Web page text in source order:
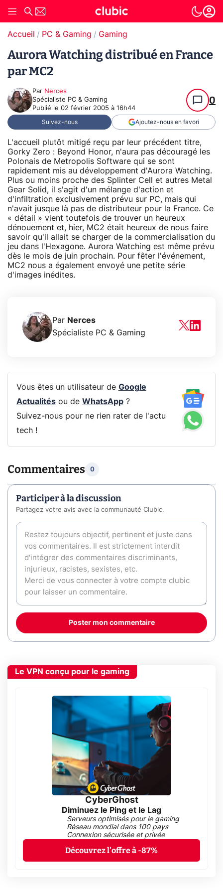
Accueil PC & Gaming Gaming
Aurora Watching distribué en France
par MC2
Par Nerces
Spécialiste PC & Gaming
Publié le 02 février 2005 à 16h44
0
Suivez-nous Ajoutez-nous en favori
L'accueil plutôt mitigé reçu par leur précédent titre,
Gorky Zero : Beyond Honor, n'aura pas découragé les
Polonais de Metropolis Software qui se sont
rapidement mis au développement d'Aurora Watching.
Plus ou moins proche des Splinter Cell et autres Metal
Gear Solid, il s'agit d'un mélange d'action et
d'infiltration exclusivement prévu sur PC, mais qui
n'avait jusque là pas de distributeur pour la France. Ce
« détail » vient toutefois de trouver un heureux
dénouement et, hier, MC2 était heureux de nous faire
savoir qu'il allait se charger de la commercialisation du
jeu dans l'Hexagone. Aurora Watching est même prévu
dès le mois de juin prochain. Pour fêter l'événement,
MC2 nous a également envoyé une petite série
d'images inédites.
Par Nerces
Spécialiste PC & Gaming
Vous êtes un utilisateur de Google
Actualitésou de WhatsApp?
Suivez-nous pour ne rien rater de l'actu
tech !
Commentaires 0
Participer à la discussion
Partagez votre avis avec la communauté Clubic.
Poster mon commentaire
Le VPN conçu pour le gaming
CyberGhost
Diminuez le Ping et le Lag
Serveurs optimisés pour le gaming
Réseau mondial dans 100 pays
Connexion sécurisée et privée
Découvrez l'offre à -87%